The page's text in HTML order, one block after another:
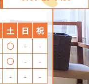
土 日
祝
〇 -
-
〇 -
-
- - -